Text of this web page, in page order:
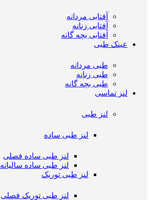
آفتابی مردانه
آفتابی زنانه
آفتابی بچه گانه
عینک طبی
طبی مردانه
طبی زنانه
طبی بچه گانه
لنز تماسی
لنز طبی
لنز طبی ساده
لنز طبی ساده فصلی
لنز طبی ساده سالیانه
لنز طبی توریک
لنز طبی توریک فصلی